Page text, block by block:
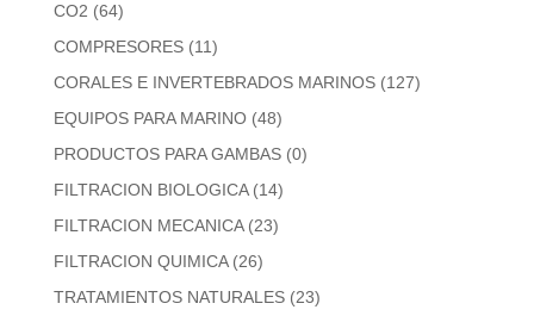
CO2 (64)
COMPRESORES (11)
CORALES E INVERTEBRADOS MARINOS (127)
EQUIPOS PARA MARINO (48)
PRODUCTOS PARA GAMBAS (0)
FILTRACION BIOLOGICA (14)
FILTRACION MECANICA (23)
FILTRACION QUIMICA (26)
TRATAMIENTOS NATURALES (23)